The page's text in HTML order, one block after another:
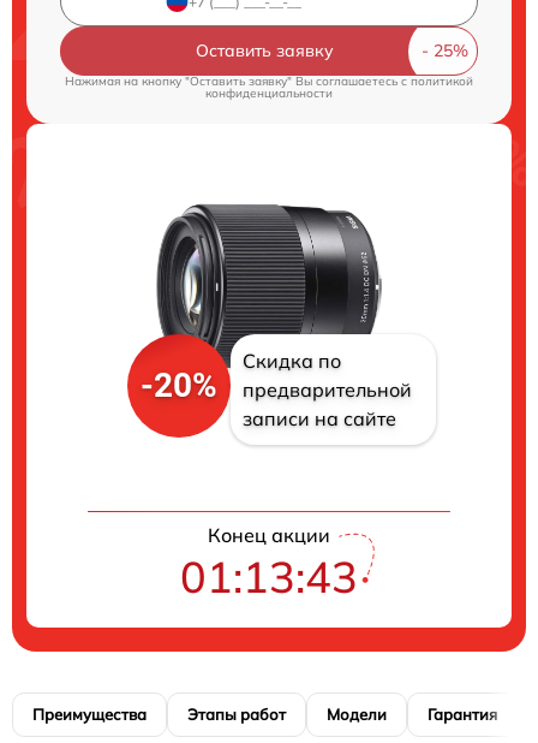
Оставить заявку
Нажимая на кнопку "Оставить заявку" Вы соглашаетесь c политикой
конфиденциальности
-20%
Скидка по
предварительной
записи на сайте
Конец акции
01:13:42
Преимущества Этапы работ Модели Гарантия